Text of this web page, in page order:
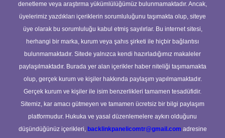
denetleme veya araştırma yükümlülüğümüz bulunmamaktadır. Ancak,
üyelerimiz yazdıkları içeriklerin sorumluluğunu taşımakta olup, siteye
üye olarak bu sorumluluğu kabul etmiş sayılırlar. Bu internet sitesi,
herhangi bir marka, kurum veya şahıs şirketi ile hiçbir bağlantısı
bulunmamaktadır. Sitede yalnızca kendi hazırladığımız makaleler
paylaşılmaktadır. Burada yer alan içerikler haber niteliği taşımamakta
olup, gerçek kurum ve kişiler hakkında paylaşım yapılmamaktadır.
Gerçek kurum ve kişiler ile isim benzerlikleri tamamen tesadüfidir.
Sitemiz, kar amacı gütmeyen ve tamamen ücretsiz bir bilgi paylaşım
platformudur. Hukuka ve yasal düzenlemelere aykırı olduğunu
düşündüğünüz içerikleri, backlinkpanelicomtr@gmail.com adresine